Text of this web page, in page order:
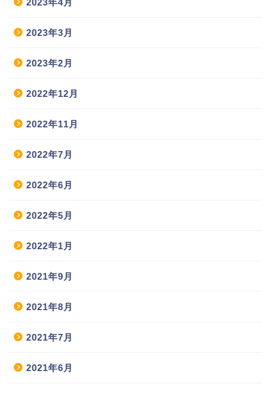
2023年3月
2023年2月
2022年12月
2022年11月
2022年7月
2022年6月
2022年5月
2022年1月
2021年9月
2021年8月
2021年7月
2021年6月